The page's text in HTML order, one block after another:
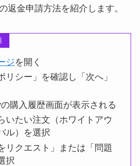
返金申請方法を紹介します。
ジを開く
リシー」を確認し「次へ」
購入履歴画面が表示される
いたい注文（ホワイトアウ
ル）を選択
リクエスト」または「問題
択